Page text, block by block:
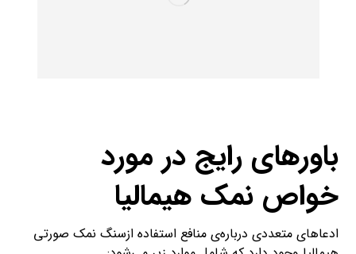
باورهای رایج در مورد
خواص نمک هیمالیا
ادعاهای متعددی درباره‌ی منافع استفاده‌ ازسنگ نمک صورتی